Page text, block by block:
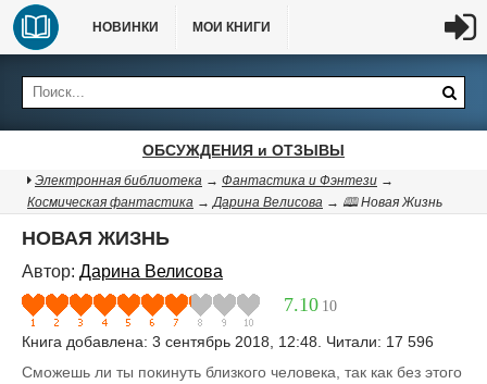
НОВИНКИ МОИ КНИГИ
ОБСУЖДЕНИЯ и ОТЗЫВЫ
Электронная библиотека → Фантастика и Фэнтези →
Космическая фантастика →Дарина Велисова → 🕮 Новая Жизнь
НОВАЯ ЖИЗНЬ
Автор: Дарина Велисова
7.10 10
Книга добавлена: 3 сентябрь 2018, 12:48. Читали: 17 596
Сможешь ли ты покинуть близкого человека, так как без этого